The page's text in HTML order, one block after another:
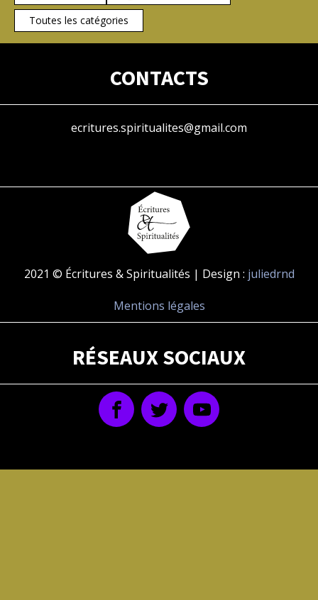
Toutes les catégories
CONTACTS
ecritures.spiritualites@gmail.com
2021 © Écritures & Spiritualités | Design : juliedrnd
Mentions légales
RÉSEAUX SOCIAUX